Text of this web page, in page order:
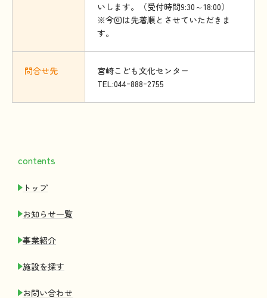
いします。（受付時間9:30～18:00）
※今回は先着順とさせていただきま
す。
問合せ先
宮崎こども文化センター
TEL:044ｰ888ｰ2755
contents
トップ
お知 らせ一覧
事業紹介
施設を探す
お問い合わせ